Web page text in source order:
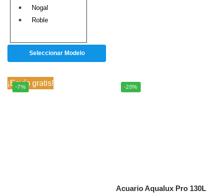
Nogal
Roble
Seleccionar Modelo
-7%
¡Envío gratis! -20%
Acuario Aqualux Pro 130L